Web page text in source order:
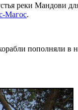
реки Мандови
Магос.
пополняли